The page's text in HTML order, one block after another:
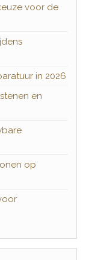
voor de
in 2026
en
op